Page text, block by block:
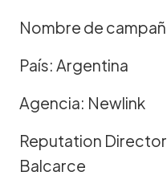
Nombre de
País: Argentina
Agencia: Newlink
Reputation
Balcarce